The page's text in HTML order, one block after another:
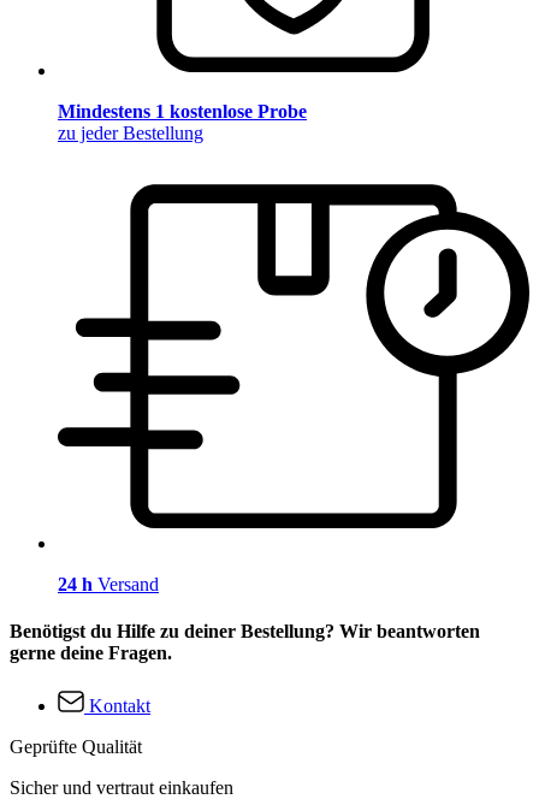
Mindestens 1 kostenlose Probe
zu jeder Bestellung
24 h Versand
Benötigst du Hilfe zu deiner Bestellung? Wir beantworten
gerne deine Fragen.
Kontakt
Geprüfte Qualität
Sicher und vertraut einkaufen